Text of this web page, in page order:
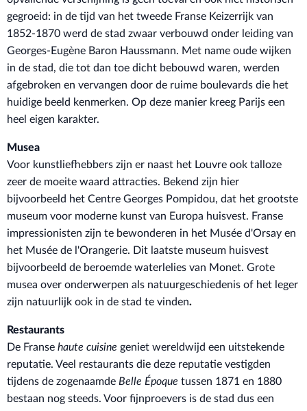
gegroeid: in de tijd van het tweede Franse Keizerrijk van
1852-1870 werd de stad zwaar verbouwd onder leiding van
Georges-Eugène Baron Haussmann. Met name oude wijken
in de stad, die tot dan toe dicht bebouwd waren, werden
afgebroken en vervangen door de ruime boulevards die het
huidige beeld kenmerken. Op deze manier kreeg Parijs een
heel eigen karakter.
Musea
Voor kunstliefhebbers zijn er naast het Louvre ook talloze
zeer de moeite waard attracties. Bekend zijn hier
bijvoorbeeld het Centre Georges Pompidou, dat het grootste
museum voor moderne kunst van Europa huisvest. Franse
impressionisten zijn te bewonderen in het Musée d'Orsay en
het Musée de l'Orangerie. Dit laatste museum huisvest
bijvoorbeeld de beroemde waterlelies van Monet. Grote
musea over onderwerpen als natuurgeschiedenis of het leger
zijn natuurlijk ook in de stad te vinden.
Restaurants
De Franse haute cuisine geniet wereldwijd een uitstekende
reputatie. Veel restaurants die deze reputatie vestigden
tijdens de zogenaamde Belle Époque tussen 1871 en 1880
bestaan nog steeds. Voor fijnproevers is de stad dus een